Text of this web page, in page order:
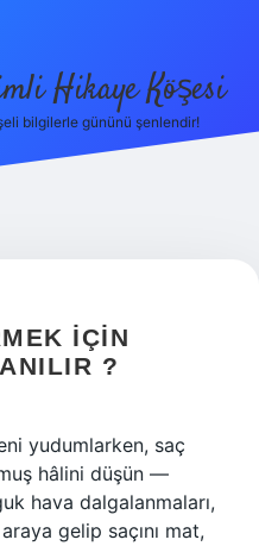
Hikaye Köşesi
bilgilerle gününü şenlendir!
IÇIN
?
yudumlarken, saç
hâlini düşün —
hava dalgalanmaları,
gelip saçını mat,